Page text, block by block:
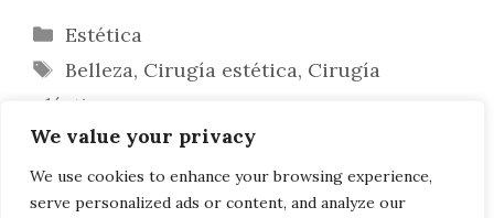
We value your privacy
We use cookies to enhance your browsing experience,
serve personalized ads or content, and analyze our
Categorías
Estética
Etiquetas
Belleza, Cirugía estética, Cirugía
plástica
Rinoplastia: seleccionar la mejor clínica
de cirugía estética
Rinoplastia masculina